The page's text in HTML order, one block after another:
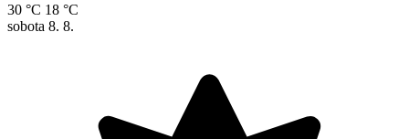
30 °C 18 °C
sobota 8. 8.